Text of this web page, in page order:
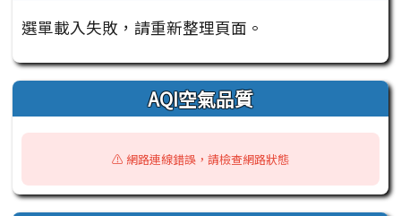
選單載入失敗，請重新整理頁面。
AQI空氣品質
⚠️ 網路連線錯誤，請檢查網路狀態